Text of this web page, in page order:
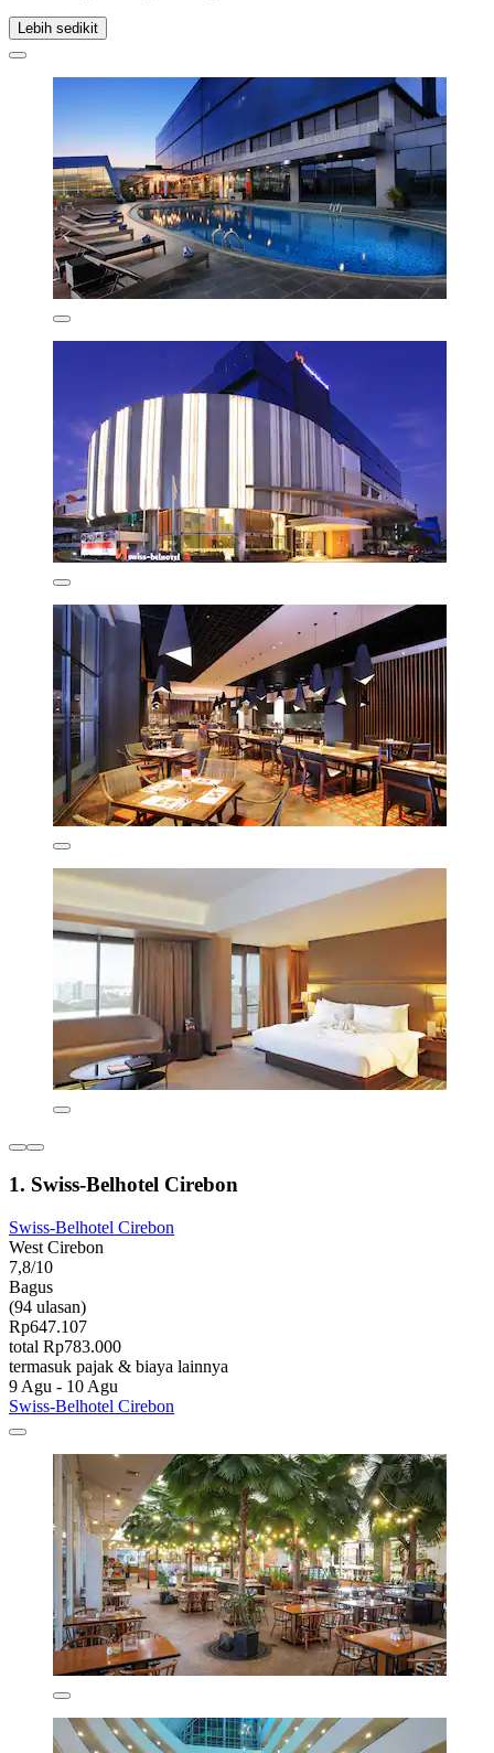
Lebih sedikit
1. Swiss-Belhotel Cirebon
Swiss-Belhotel Cirebon
West Cirebon
7,8/10
Bagus
(94 ulasan)
Rp647.107
total Rp783.000
termasuk pajak & biaya lainnya
9 Agu - 10 Agu
Swiss-Belhotel Cirebon